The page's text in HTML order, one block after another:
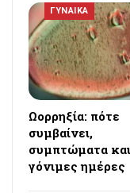
ΓΥΝΑΙΚΑ
Ωορρηξία: πότε
συμβαίνει,
συμπτώματα και
γόνιμες ημέρες